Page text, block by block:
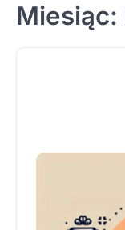
Miesiąc: